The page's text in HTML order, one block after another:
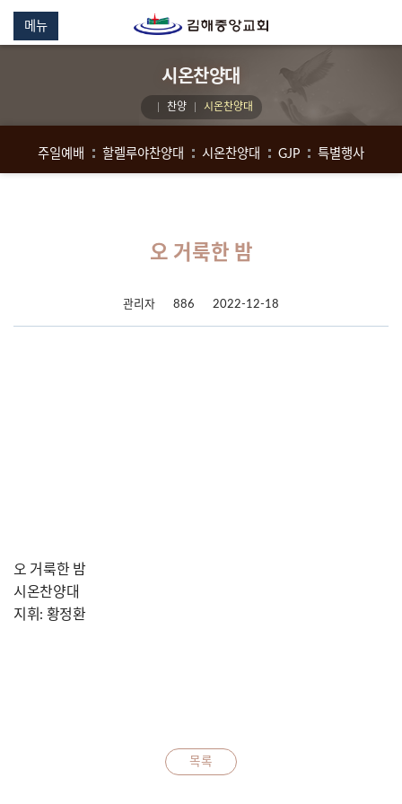
메뉴
시온찬양대
찬양 시온찬양대
주일예배 할렐루야찬양대 시온찬양대 GJP 특별행사
오 거룩한 밤
관리자 886 2022-12-18
오 거룩한 밤
시온찬양대
지휘: 황정환
목록